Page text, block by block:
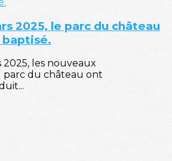
2025, le parc du château
2025, les nouveaux
parc du château ont